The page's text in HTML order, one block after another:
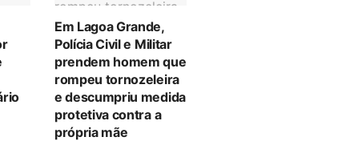
Em Lagoa Grande,
Polícia Civil e Militar
prendem homem que
rompeu tornozeleira
e descumpriu medida
protetiva contra a
própria mãe